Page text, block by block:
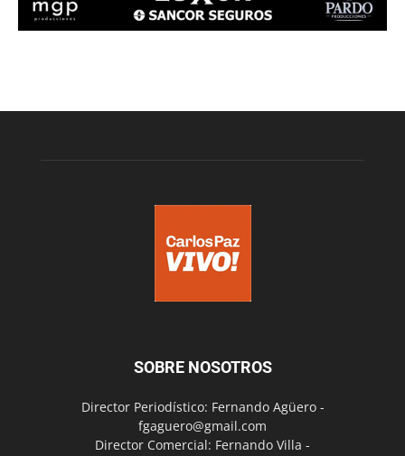
SOBRE NOSOTROS
Director Periodístico: Fernando Agüero -
fgaguero@gmail.com
Director Comercial: Fernando Villa -